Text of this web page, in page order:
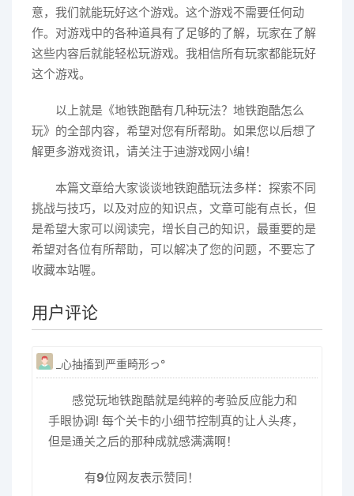
意，我们就能玩好这个游戏。这个游戏不需要任何动
作。对游戏中的各种道具有了足够的了解，玩家在了解
这些内容后就能轻松玩游戏。我相信所有玩家都能玩好
这个游戏。
以上就是《地铁跑酷有几种玩法？地铁跑酷怎么
玩》的全部内容，希望对您有所帮助。如果您以后想了
解更多游戏资讯，请关注于迪游戏网小编！
本篇文章给大家谈谈地铁跑酷玩法多样：探索不同
挑战与技巧，以及对应的知识点，文章可能有点长，但
是希望大家可以阅读完，增长自己的知识，最重要的是
希望对各位有所帮助，可以解决了您的问题，不要忘了
收藏本站喔。
用户评论
_心抽搐到严重畸形っ°
感觉玩地铁跑酷就是纯粹的考验反应能力和
手眼协调! 每个关卡的小细节控制真的让人头疼，
但是通关之后的那种成就感满满啊！
有9位网友表示赞同！